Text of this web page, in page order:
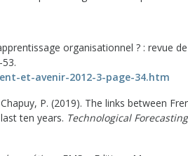
organisationnel ? : revue
et-avenir-2012-3-page-34.htm
P. (2019). The links between
ten years. Technological